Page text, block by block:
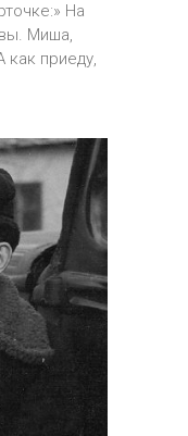
На
Миша,
как приеду,